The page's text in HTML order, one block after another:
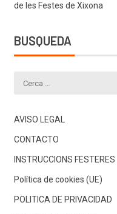
de les Festes de Xixona
BUSQUEDA
AVISO LEGAL
CONTACTO
INSTRUCCIONS FESTERES
Política de cookies (UE)
POLITICA DE PRIVACIDAD